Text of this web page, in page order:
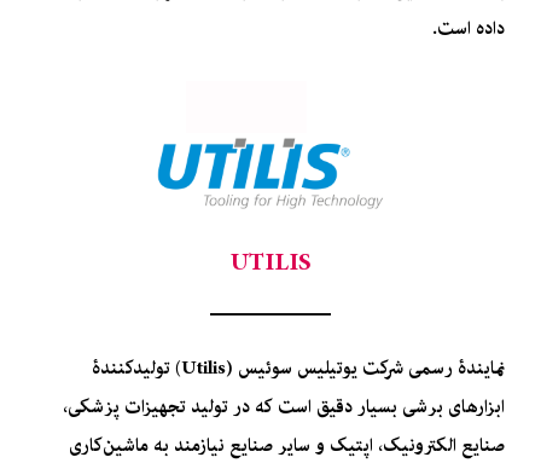
داده است.
UTILIS
نمایندۀ رسمی شرکت یوتیلیس سوئیس (Utilis) تولیدکنندۀ
ابزارهای برشی بسیار دقیق است که در تولید تجهیزات پزشکی،
صنایع الکترونیک، اپتیک و سایر صنایع نیازمند به ماشین‌کاری